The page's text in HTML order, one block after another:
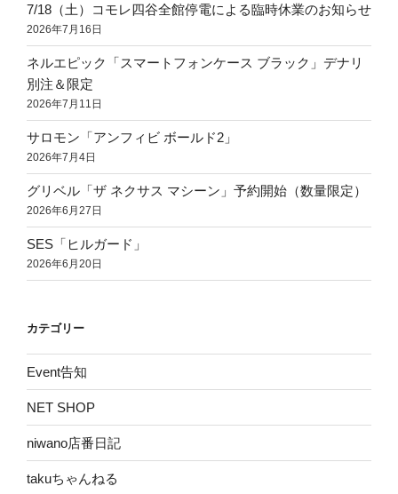
7/18（土）コモレ四谷全館停電による臨時休業のお知らせ
2026年7月16日
ネルエピック「スマートフォンケース ブラック」デナリ
別注＆限定
2026年7月11日
サロモン「アンフィビ ボールド2」
2026年7月4日
グリベル「ザ ネクサス マシーン」予約開始（数量限定）
2026年6月27日
SES「ヒルガード」
2026年6月20日
カテゴリー
Event告知
NET SHOP
niwano店番日記
takuちゃんねる